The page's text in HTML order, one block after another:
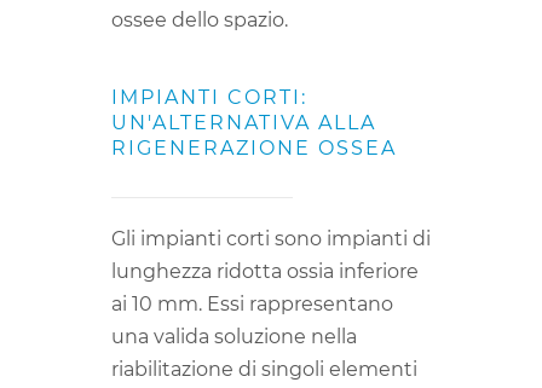
ossee dello spazio.
IMPIANTI CORTI:
UN'ALTERNATIVA ALLA
RIGENERAZIONE OSSEA
Gli impianti corti sono impianti di
lunghezza ridotta ossia inferiore
ai 10 mm. Essi rappresentano
una valida soluzione nella
riabilitazione di singoli elementi